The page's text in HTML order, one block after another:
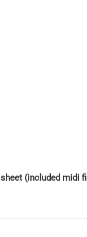
(included midi